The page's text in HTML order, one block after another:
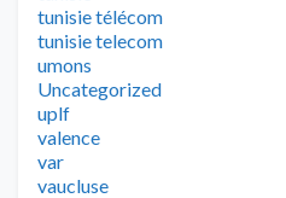
tunisie télécom
tunisie telecom
umons
Uncategorized
uplf
valence
var
vaucluse